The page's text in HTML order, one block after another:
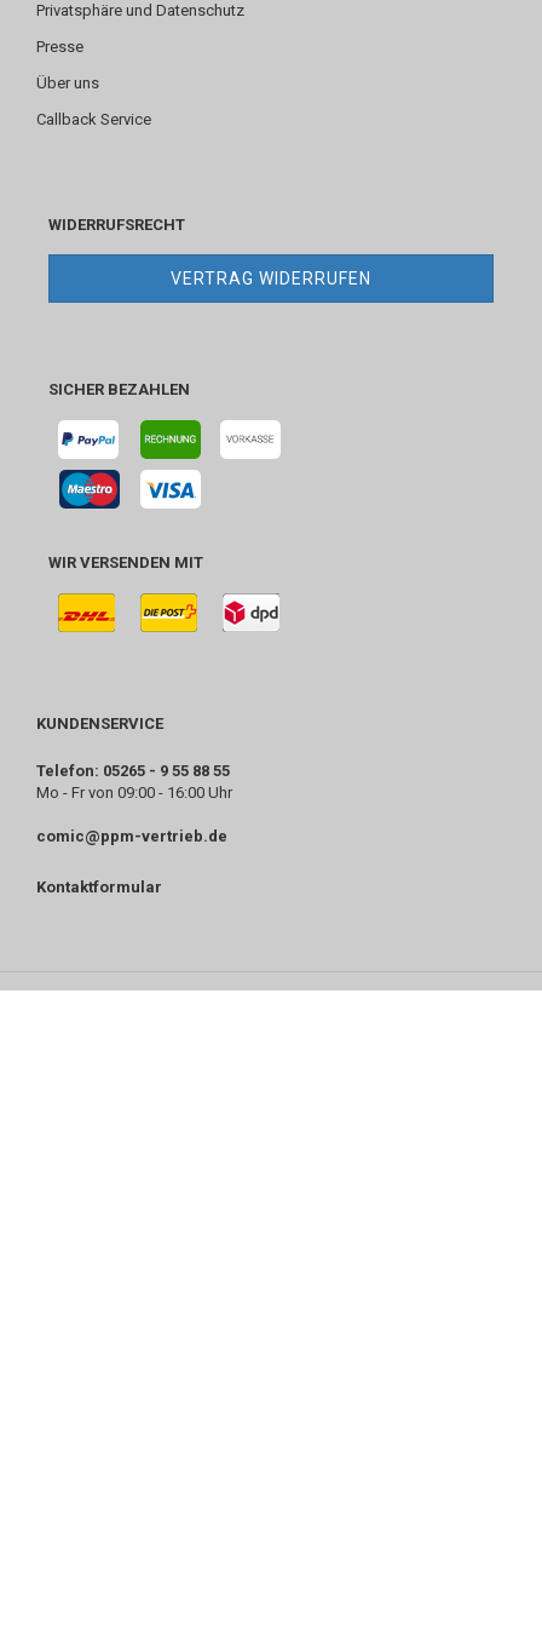
Privatsphäre und Datenschutz
Presse
Über uns
Callback Service
WIDERRUFSRECHT
VERTRAG WIDERRUFEN
SICHER BEZAHLEN
WIR VERSENDEN MIT
KUNDENSERVICE
Telefon: 05265 - 9 55 88 55
Mo - Fr von 09:00 - 16:00 Uhr
comic@ppm-vertrieb.de
Kontaktformular